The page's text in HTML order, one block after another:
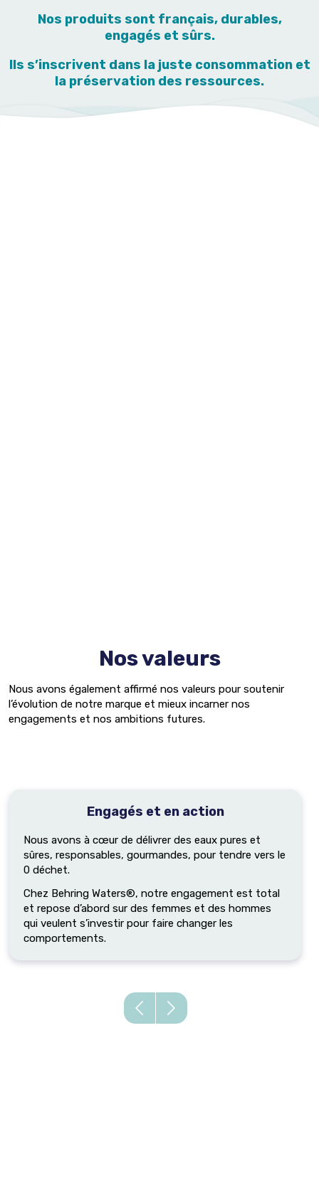
Nos produits sont français, durables,
engagés et sûrs.
Ils s’inscrivent dans la juste consommation et
la préservation des ressources.
Nos valeurs
Nous avons également affirmé nos valeurs pour soutenir
l’évolution de notre marque et mieux incarner nos
engagements et nos ambitions futures.
Engagés et en action
Nous avons à cœur de délivrer des eaux pures et
sûres, responsables, gourmandes, pour tendre vers le
0 déchet.
Chez Behring Waters®, notre engagement est total
et repose d’abord sur des femmes et des hommes
qui veulent s’investir pour faire changer les
comportements.